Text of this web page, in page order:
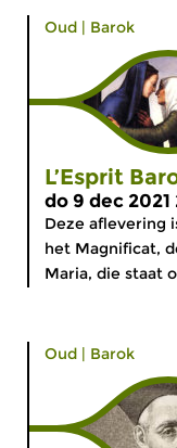
Oud | Barok
L’Esprit
do 9 dec
Deze aflevering
het Magnificat,
Maria, die staat
Oud | Barok